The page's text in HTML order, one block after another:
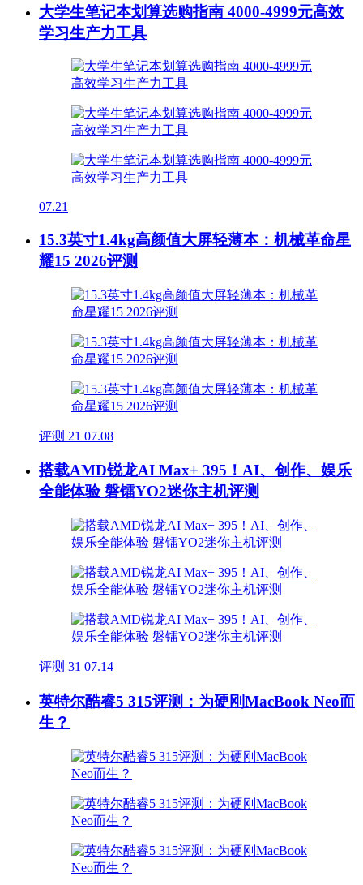
大学生笔记本划算选购指南 4000-4999元高效
学习生产力工具
07.21
15.3英寸1.4kg高颜值大屏轻薄本：机械革命星
耀15 2026评测
评测 21 07.08
搭载AMD锐龙AI Max+ 395！AI、创作、娱乐
全能体验 磐镭YO2迷你主机评测
评测 31 07.14
英特尔酷睿5 315评测：为硬刚MacBook Neo而
生？